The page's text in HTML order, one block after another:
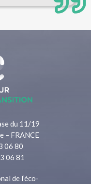
du 11/19
– FRANCE
06 80
06 81
de l’éco-